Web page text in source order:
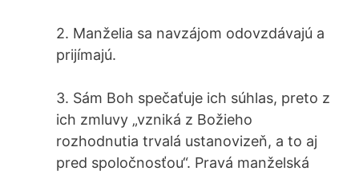
2. Manželia sa navzájom odovzdávajú a
prijímajú.
3. Sám Boh spečaťuje ich súhlas, preto z
ich zmluvy „vzniká z Božieho
rozhodnutia trvalá ustanovizeň, a to aj
pred spoločnosťou“. Pravá manželská